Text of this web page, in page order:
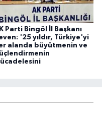
Parti Bingöl İl Başkanı
'25 yıldır, Türkiye'yi
alanda büyütmenin ve